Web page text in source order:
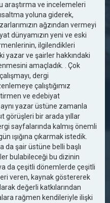
araştırma ve incelemeleri
yoluna giderek,
ağzından vermeyi
dünyamızın yeni ve eski
ilgilendikleri
yazar ve şairler hakkındaki
amaçladık. . Çok
dergi
çalıştığımız
ve edebiyat
yazar üstüne zamanla
görüşleri bir arada yıllar
sayfalarında kalmış önemli
ışığına çıkarmak istedik.
da şair üstüne belli başlı
bulabileceği bu dizinin
ya da çeşitli dönemlerde çeşitli
veren, kaynak göstererek
değerli katkılarından
rağmen kendileriyle ilişki